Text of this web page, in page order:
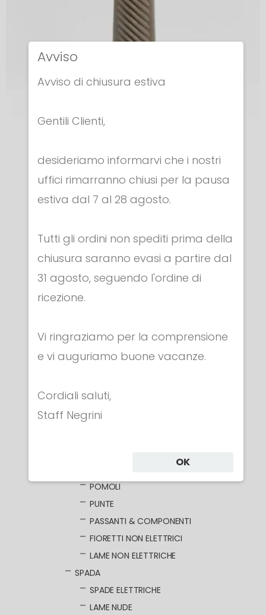
IMPUGNATURA ITALIANA
€ 6.30
Categorie
ABBIGLIAMENTO
FIORETTI ELETTRICI
LAME NUDE
POMOLI
PUNTE
PASSANTI & COMPONENTI
FIORETTI NON ELETTRICI
LAME NON ELETTRICHE
SPADA
SPADE ELETTRICHE
LAME NUDE
Avviso
Avviso di chiusura estiva
Gentili Clienti,
desideriamo informarvi che i nostri
uffici rimarranno chiusi per la pausa
estiva dal 7 al 28 agosto.
Tutti gli ordini non spediti prima della
chiusura saranno evasi a partire dal
31 agosto, seguendo l'ordine di
ricezione.
Vi ringraziamo per la comprensione
e vi auguriamo buone vacanze.
Cordiali saluti,
Staff Negrini
OK